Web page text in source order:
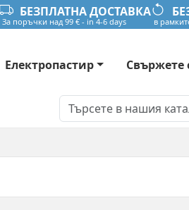
БЕЗПЛАТНА ДОСТАВКА
За поръчки над 99 € - in 4-6 days в
Електропастир Свържете